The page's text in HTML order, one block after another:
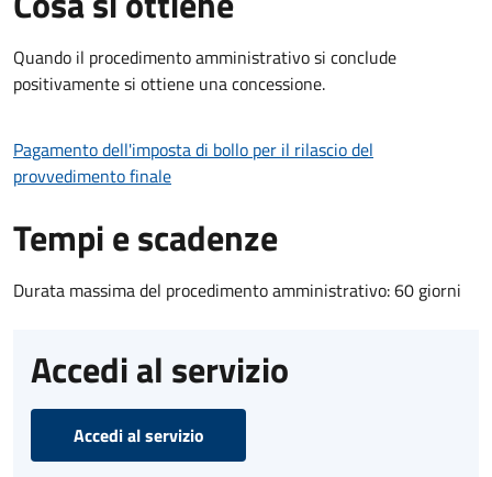
Quando il procedimento amministrativo si conclude
positivamente si ottiene una concessione.
Pagamento dell'imposta di bollo per il rilascio del
provvedimento finale
Tempi e scadenze
Durata massima del procedimento amministrativo: 60 giorni
Accedi al servizio
Accedi al servizio